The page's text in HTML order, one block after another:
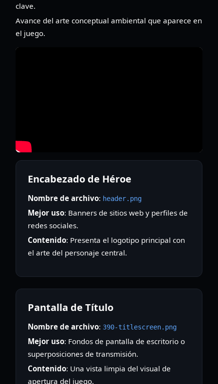
clave.
Avance del arte conceptual ambiental que aparece en
el juego.
Encabezado de Héroe
Nombre de archivo: header.png
Mejor uso: Banners de sitios web y perfiles de
redes sociales.
Contenido: Presenta el logotipo principal con
el arte del personaje central.
Pantalla de Título
Nombre de archivo: 390-titlescreen.png
Mejor uso: Fondos de pantalla de escritorio o
superposiciones de transmisión.
Contenido: Una vista limpia del visual de
apertura del juego.